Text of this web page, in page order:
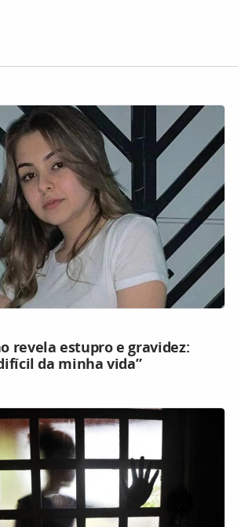
revela estupro e gravidez:
da minha vida”